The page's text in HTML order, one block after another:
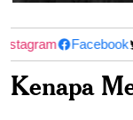
Facebook
Kenapa